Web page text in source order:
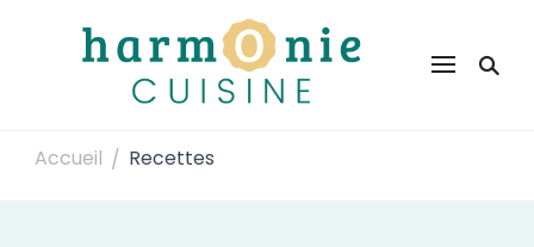
Harmonie Cuisine
Accueil / Recettes